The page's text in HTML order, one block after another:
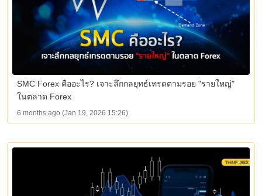
SMC Forex คืออะไร? เจาะลึกกลยุทธ์เทรดตามรอย "รายใหญ่"
ในตลาด Forex
6 months ago (Jan 19, 2026 15:26)